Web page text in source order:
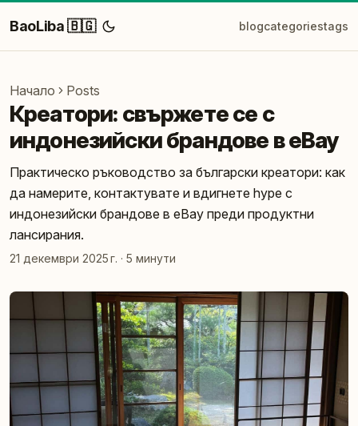
BaoLiba 🇧🇬 blogcategoriestags
Начало Posts
Креатори: свържете се с
индонезийски брандове в eBay
Практическо ръководство за български креатори: как
да намерите, контактувате и вдигнете hype с
индонезийски брандове в eBay преди продуктни
лансирания.
21 декември 2025 г. · 5 минути